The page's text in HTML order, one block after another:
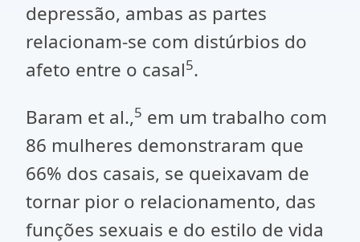
depressão, ambas as partes
relacionam-se com distúrbios do
afeto entre o casal5.
Baram et al.,5 em um trabalho com
86 mulheres demonstraram que
66% dos casais, se queixavam de
tornar pior o relacionamento, das
funções sexuais e do estilo de vida